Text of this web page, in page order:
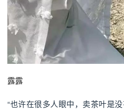
露露
“也许在很多人眼中，卖茶叶是